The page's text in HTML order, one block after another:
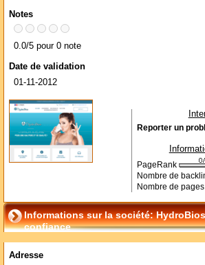
Notes
0.0/5 pour 0 note
Date de validation
01-11-2012
Reporter un
PageRank
Nombre de
Nombre de
Informations sur la société:
confiance
Adresse